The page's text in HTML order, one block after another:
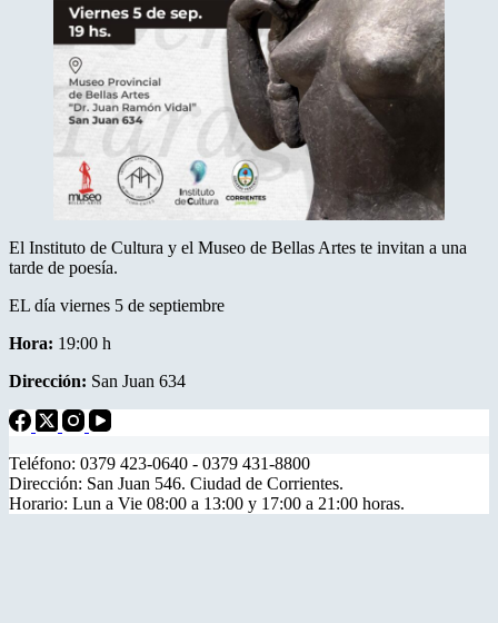
El Instituto de Cultura y el Museo de Bellas Artes te invitan a una
tarde de poesía.
EL día viernes 5 de septiembre
Hora: 19:00 h
Dirección: San Juan 634
Teléfono: 0379 423-0640 - 0379 431-8800
Dirección: San Juan 546. Ciudad de Corrientes.
Horario: Lun a Vie 08:00 a 13:00 y 17:00 a 21:00 horas.